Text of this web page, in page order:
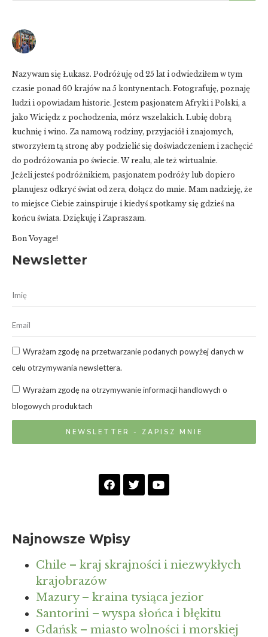
Nazywam się Łukasz. Podróżuję od 25 lat i odwiedziłem w tym
czasie ponad 60 krajów na 5 kontynentach. Fotografuję, poznaję
ludzi i opowiadam historie. Jestem pasjonatem Afryki i Polski, a
jako Wiciędz z pochodzenia, mórz wszelakich. Lubię dobrą
kuchnię i wino. Za namową rodziny, przyjaciół i znajomych,
stworzyłem tą stronę aby podzielić się doświadczeniem i zachęcić
do podróżowania po świecie. W realu, ale też wirtualnie.
Jeżeli jesteś podróżnikiem, pasjonatem podróży lub dopiero
planujesz odkryć świat od zera, dołącz do mnie. Mam nadzieję, że
to miejsce Ciebie zainspiruje i kiedyś spotkamy się gdzieś na
końcu świata. Dziękuję i Zapraszam.
Bon Voyage!
Newsletter
Wyrażam zgodę na przetwarzanie podanych powyżej danych w
celu otrzymywania newslettera.
Wyrażam zgodę na otrzymywanie informacji handlowych o
blogowych produktach
NEWSLETTER - ZAPISZ MNIE
Najnowsze Wpisy
Chile – kraj skrajności i niezwykłych
krajobrazów
Mazury – kraina tysiąca jezior
Santorini – wyspa słońca i błękitu
Gdańsk – miasto wolności i morskiej